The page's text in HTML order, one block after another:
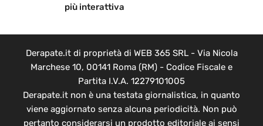
più interattiva
Derapate.it di proprietà di WEB 365 SRL - Via Nicola
Marchese 10, 00141 Roma (RM) - Codice Fiscale e
Partita I.V.A. 12279101005
Derapate.it non è una testata giornalistica, in quanto
viene aggiornato senza alcuna periodicità. Non può
pertanto considerarsi un prodotto editoriale ai sensi